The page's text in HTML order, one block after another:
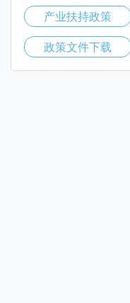
产业扶持政策
政策文件下载